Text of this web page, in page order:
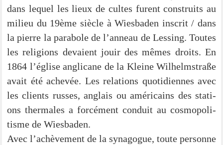
dans lequel les lieux de cul­tes furent con­struits au
milieu du 19ème siè­cle à Wies­ba­den inscrit / dans
la pierre la para­bo­le de l’anneau de Les­sing. Tou­tes
les reli­gi­ons devai­ent jouir des mêmes droits. En
1864 l’église angli­ca­ne de la Klei­ne Wil­helm­stra­ße
avait été ache­vée. Les rela­ti­ons quo­ti­di­en­nes avec
les cli­ents rus­ses, ang­lais ou amé­ri­cains des sta­ti­
ons ther­ma­les a for­cé­ment con­duit au cos­mo­po­li­
tis­me de Wiesbaden.
Avec l’ac­hè­ve­ment de la syn­ago­gue, tou­te per­son­ne